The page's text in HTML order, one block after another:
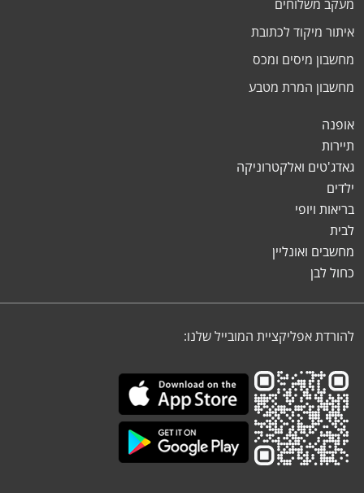
מעקב משלוחים
איתור מיקוד לכתובת
מחשבון מיסים ומכס
מחשבון המרת מטבע
אופנה
תיירות
גאדג'טים ואלקטרוניקה
ילדים
בריאות ויופי
לבית
מחשבים ואונליין
כחול לבן
להורדת אפליקציית המובייל שלנו: